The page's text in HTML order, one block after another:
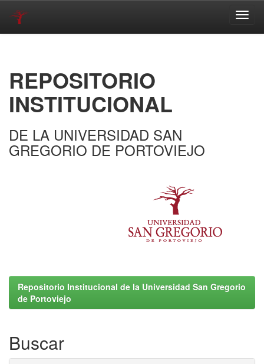
REPOSITORIO
INSTITUCIONAL
DE LA UNIVERSIDAD SAN
GREGORIO DE PORTOVIEJO
Repositorio Institucional de la Universidad San Gregorio
de Portoviejo
Buscar